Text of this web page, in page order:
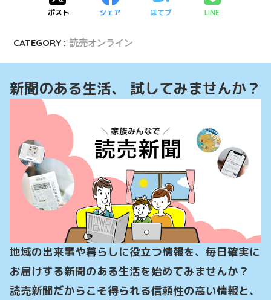
ポスト シェア はてブ LINE
CATEGORY : 読売オンライン
新聞のある生活、 試してみませんか？
地域の出来事や暮らしに役立つ情報を、毎日確実に
お届けする新聞のある生活を始めてみませんか？
読売新聞だからこそ得られる信頼性の高い情報と、